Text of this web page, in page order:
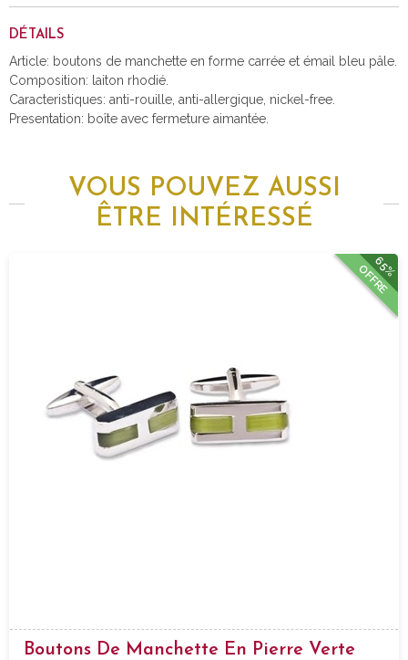
DÉTAILS
Article: boutons de manchette en forme carrée et émail bleu pâle.
Composition: laiton rhodié.
Caracteristiques: anti-rouille, anti-allergique, nickel-free.
Presentation: boîte avec fermeture aimantée.
VOUS POUVEZ AUSSI
ÊTRE INTÉRESSÉ
65%
OFFRE
Boutons De Manchette En Pierre Verte